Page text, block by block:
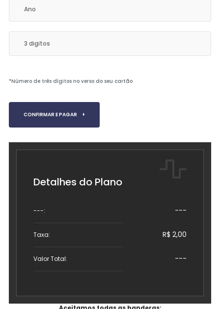
*Número de três dígitos no verso do seu cartão
CONFIRMAR E PAGAR
Detalhes do Plano
---: ---
Taxa: R$ 2,00
Valor Total: ---